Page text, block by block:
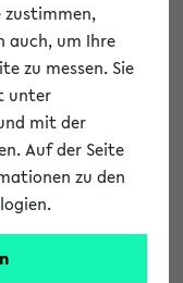
zustimmen,
auch, um Ihre
zu messen. Sie
unter
mit der
Auf der Seite
zu den